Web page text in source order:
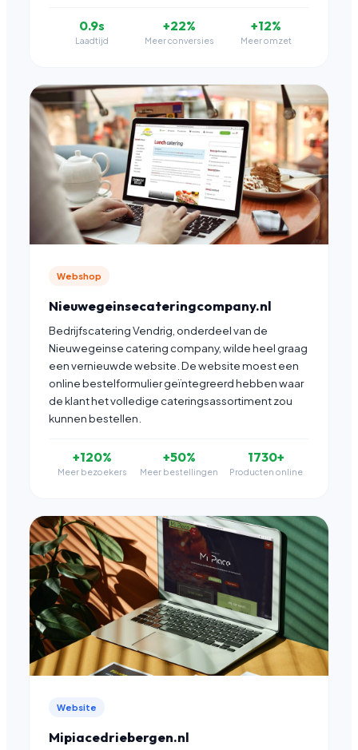
0.9s
Laadtijd
+22%
Meer conversies
+12%
Meer omzet
Webshop
Nieuwegeinsecateringcompany.nl
Bedrijfscatering Vendrig, onderdeel van de
Nieuwegeinse catering company, wilde heel graag
een vernieuwde website. De website moest een
online bestelformulier geïntegreerd hebben waar
de klant het volledige cateringsassortiment zou
kunnen bestellen.
+120%
Meer bezoekers
+50%
Meer bestellingen
1730+
Producten online
Website
Mipiacedriebergen.nl